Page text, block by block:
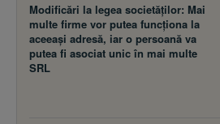
Modificări la legea societăţilor: Mai
multe firme vor putea funcţiona la
aceeaşi adresă, iar o persoană va
putea fi asociat unic în mai multe
SRL